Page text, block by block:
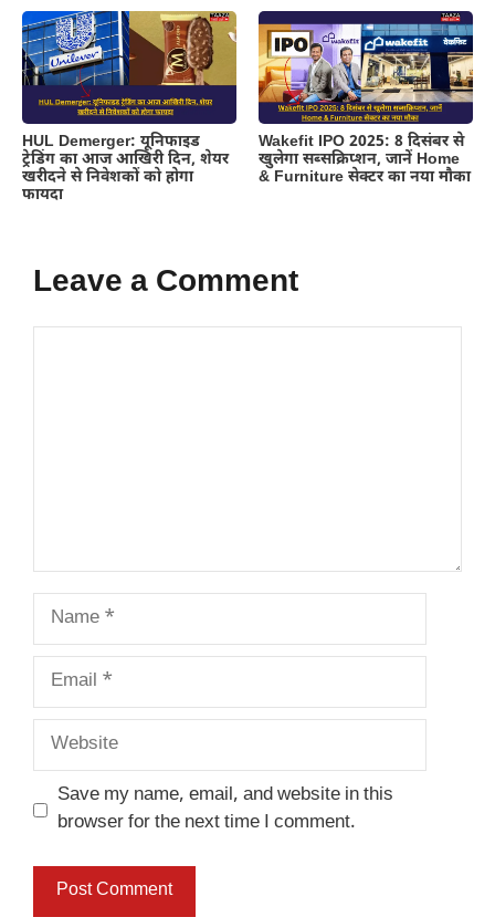
HUL Demerger: यूनिफाइड
ट्रेडिंग का आज आखिरी दिन, शेयर
खरीदने से निवेशकों को होगा
फायदा
Wakefit IPO 2025: 8 दिसंबर से
खुलेगा सब्सक्रिप्शन, जानें Home
& Furniture सेक्टर का नया मौका
Leave a Comment
Name
Email
Website
Save my name, email, and website in this
browser for the next time I comment.